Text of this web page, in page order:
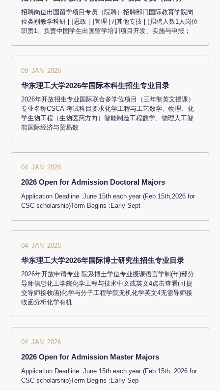
招聘岗位出国留学项目专员（院聘）招聘部门国际教育学院岗
位类别教学科研 [ ]思政 [ ]管理 [√]其他专技 [ ]拟聘人数1人岗位
职责1、负责中国学生出国留学培训项目开发、实施与申报；
09 JAN 2026
华东理工大学2026年国际本科生招生专业目录
2026年开放招生专业国际联合多学位项目（三年制英文授课）
专业名称CSCA 考试科目要求化学工程与工艺数学、物理、化
学生物工程（生物医药方向）智能制造工程数学、物理人工智
能国际经济与贸易数
04 JAN 2026
2026 Open for Admission Doctoral Majors
Application Deadline :June 15th each year (Feb 15th,2026 for
CSC scholarship)Term Begins :Early Sept
04 JAN 2026
华东理工大学2026年国际博士研究生招生专业目录
2026年开放申请专业 院系博士学位专业授课语言学制(年)部分
导师信息化工学院化学工程与技术中文或英文4点击查看(可提
交导师接收函)化学与分子工程学院无机化学英文4无需导师接
收函分析化学有机
04 JAN 2026
2026 Open for Admission Master Majors
Application Deadline :June 15th each year (Feb 15th, 2026 for
CSC scholarship)Term Begins :Early Sep